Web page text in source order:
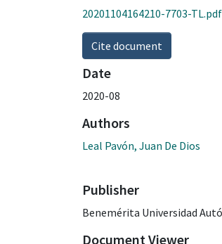
20201104164210-7703-TL.pdf
Cite document
Date
2020-08
Authors
Leal Pavón, Juan De Dios
Publisher
Benemérita Universidad
Document Viewer